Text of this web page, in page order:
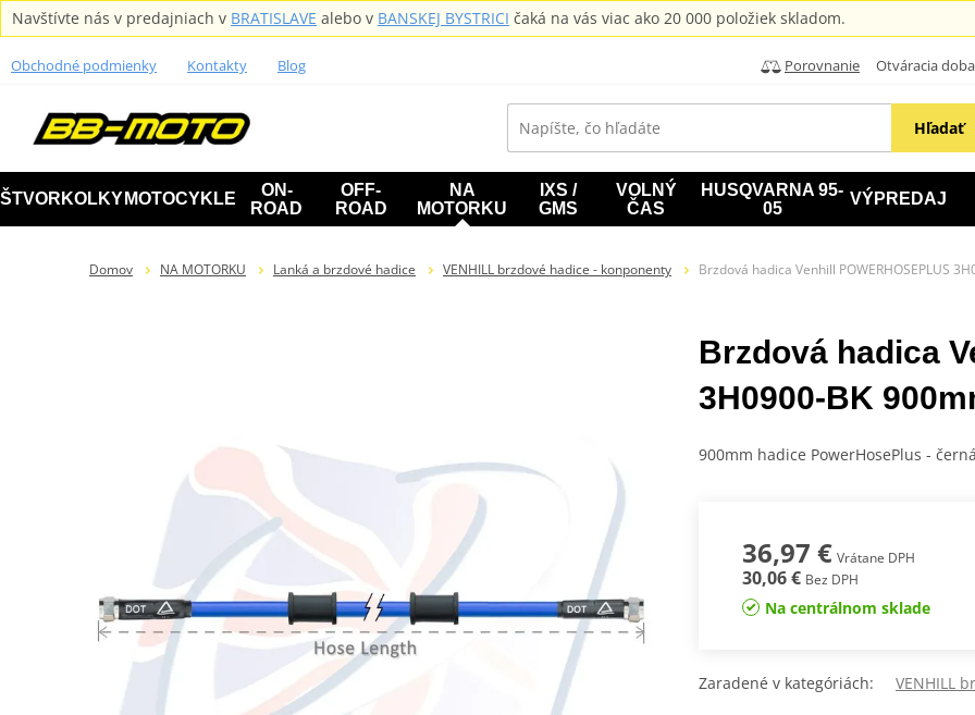
Navštívte nás v predajniach v BRATISLAVE alebo v BANSKEJ BYSTRICI čaká na vás viac ako 20 000 položiek skladom.
Obchodné podmienky Kontakty Blog Porovnanie Otváracia
Hľadať
ŠTVORKOLKY MOTOCYKLE
ON-
ROAD
OFF-
ROAD
NA
MOTORKU
IXS /
GMS
VOLNÝ
ČAS
HUSQVARNA 95-
05
VÝPREDAJ
Domov NA MOTORKU Lanká a brzdové hadice VENHILL brzdové hadice - konponenty Brzdová hadica Venhill POWERHOSEPLUS
Brzdová hadica
3H0900-BK
900mm hadice PowerHosePlus - černá
36,97 € Vrátane DPH
30,06 € Bez DPH
Na centrálnom sklade
Zaradené v kategóriách: VENHILL